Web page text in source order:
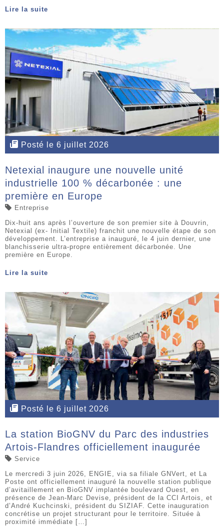
Lire la suite
Posté le 6 juillet 2026
Netexial inaugure une nouvelle unité
industrielle 100 % décarbonée : une
première en Europe
Entreprise
Dix-huit ans après l’ouverture de son premier site à Douvrin,
Netexial (ex- Initial Textile) franchit une nouvelle étape de son
développement. L’entreprise a inauguré, le 4 juin dernier, une
blanchisserie ultra-propre entièrement décarbonée. Une
première en Europe.
Lire la suite
Posté le 6 juillet 2026
La station BioGNV du Parc des industries
Artois-Flandres officiellement inaugurée
Service
Le mercredi 3 juin 2026, ENGIE, via sa filiale GNVert, et La
Poste ont officiellement inauguré la nouvelle station publique
d’avitaillement en BioGNV implantée boulevard Ouest, en
présence de Jean-Marc Devise, président de la CCI Artois, et
d’André Kuchcinski, président du SIZIAF. Cette inauguration
concrétise un projet structurant pour le territoire. Située à
proximité immédiate […]